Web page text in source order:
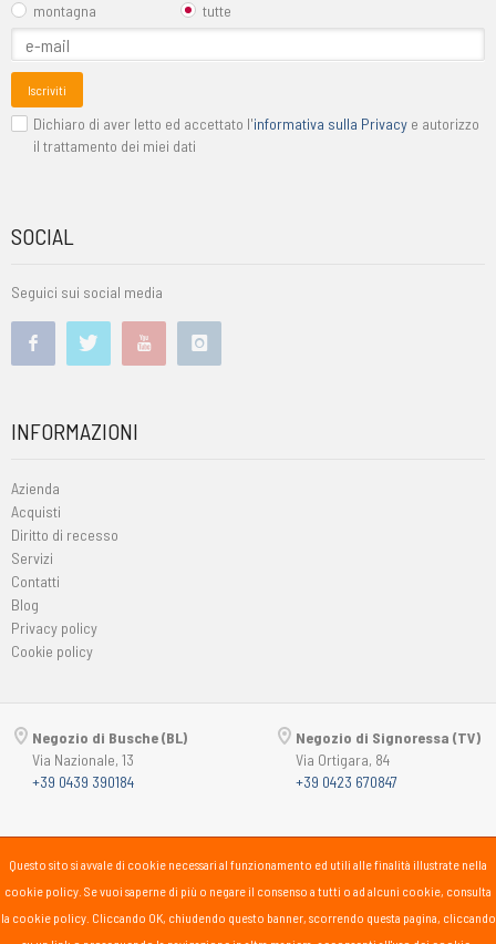
montagna
tutte
Iscriviti
Dichiaro di aver letto ed accettato l'informativa sulla Privacy e autorizzo
il trattamento dei miei dati
SOCIAL
Seguici sui social media
INFORMAZIONI
Azienda
Acquisti
Diritto di recesso
Servizi
Contatti
Blog
Privacy policy
Cookie policy
Negozio di Busche (BL)
Via Nazionale, 13
+39 0439 390184
Negozio di Signoressa (TV)
Via Ortigara, 84
+39 0423 670847
lunedì
15:30-19:30
Questo sito si avvale di cookie necessari al funzionamento ed utili alle finalità illustrate nella
cookie policy. Se vuoi saperne di più o negare il consenso a tutti o ad alcuni cookie, consulta
la cookie policy. Cliccando OK, chiudendo questo banner, scorrendo questa pagina, cliccando